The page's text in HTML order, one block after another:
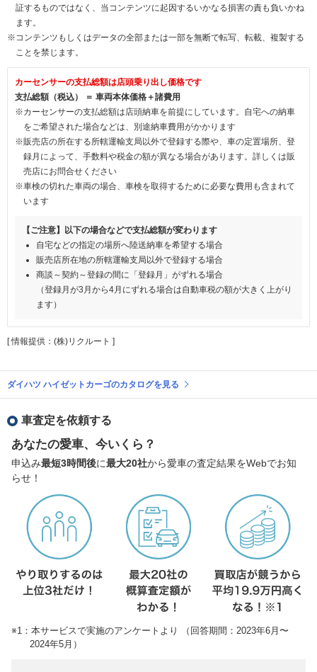
証するものではなく、当コンテンツに起因するいかなる損害の責も負いかね
ます。
※コンテンツもしくはデータの全部または一部を無断で転写、転載、複製する
ことを禁じます。
カーセンサーの支払総額は店頭乗り出し価格です
支払総額（税込） ＝ 車両本体価格＋諸費用
※カーセンサーの支払総額は店頭納車を前提にしています。自宅への納車
をご希望された場合などは、別途納車費用がかかります
※販売店の所在する所轄運輸支局以外で登録する際や、車の定置場所、登
録月によって、手数料や税金の額が異なる場合があります。詳しくは販
売店にお問合せください
※車検の切れた車両の場合、車検を取得するために必要な費用も含まれて
います
【ご注意】以下の場合などで支払総額が変わります
自宅などの指定の場所へ陸送納車を希望する場合
販売店所在地の所轄運輸支局以外で登録する場合
商談～契約～登録の間に「登録月」がずれる場合
（登録月が3月から4月にずれる場合は自動車税の額が大きく上がり
ます）
[ 情報提供：(株)リクルート ]
ダイハツ ハイゼットカーゴのカタログを見る
車査定を依頼する
あなたの愛車、今いくら？
申込み最短3時間後に最大20社から愛車の査定結果をWebでお知
らせ！
※1：本サービスで実施のアンケートより （回答期間：2023年6月〜
2024年5月）